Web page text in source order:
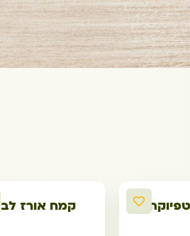
קמח אורז לבן